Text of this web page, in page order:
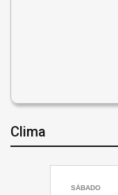
Clima